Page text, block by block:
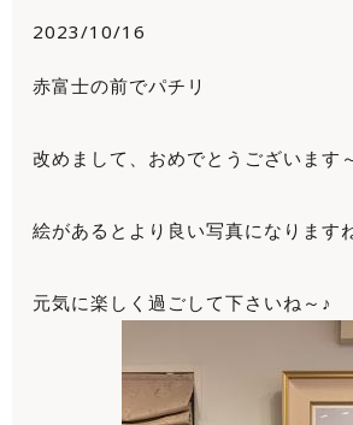
2023/10/16
赤富士の前でパチリ
改めまして、おめでとうございます
絵があるとより良い写真になります
元気に楽しく過ごして下さいね～♪